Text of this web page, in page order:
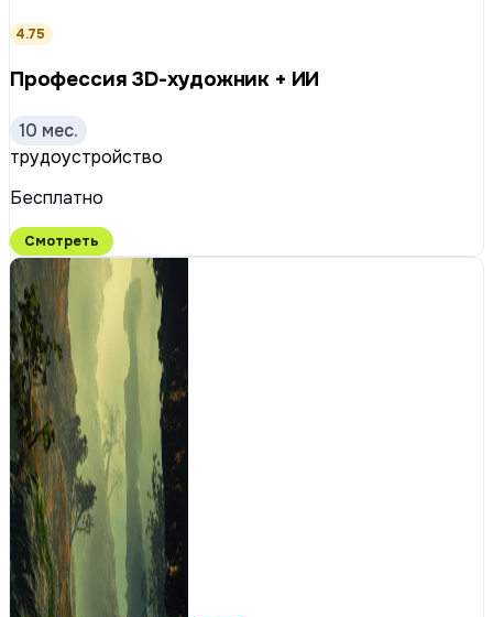
4.75
Профессия 3D-художник + ИИ
10 мес.
трудоустройство
Бесплатно
Смотреть